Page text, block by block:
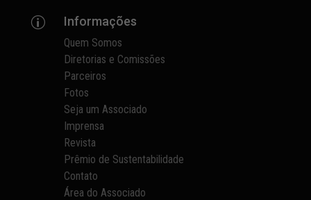
p Informações
Quem Somos
Diretorias e Comissões
Parceiros
Fotos
Seja um Associado
Imprensa
Revista
Prêmio de Sustentabilidade
Contato
Área do Associado